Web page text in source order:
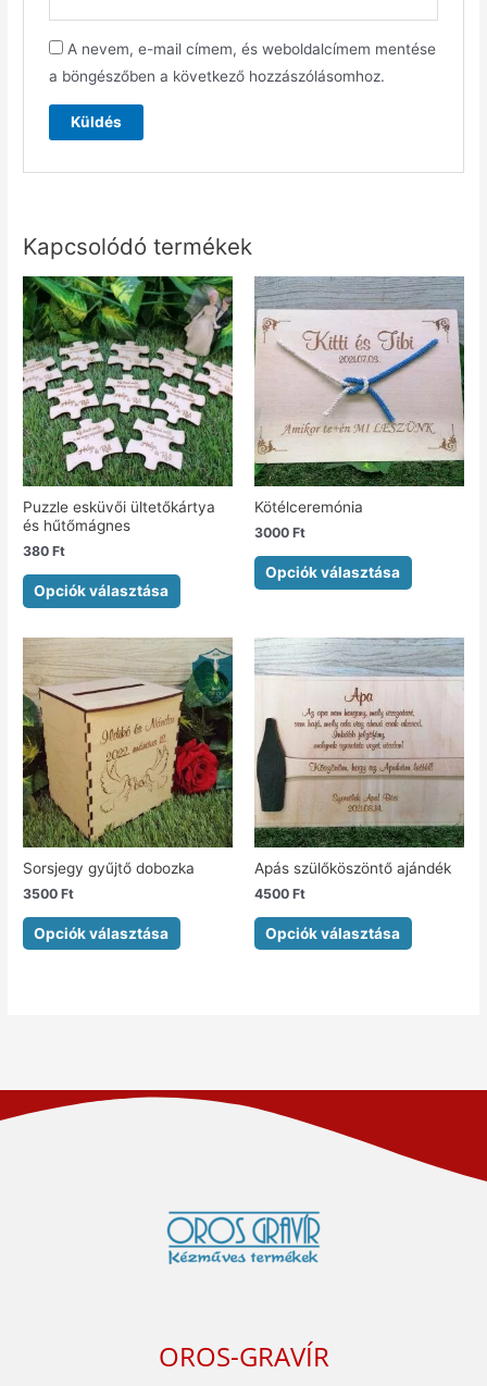
A nevem, e-mail címem, és weboldalcímem mentése
a böngészőben a következő hozzászólásomhoz.
Kapcsolódó termékek
Puzzle esküvői ültetőkártya
és hűtőmágnes
380Ft
Opciók választása
Kötélceremónia
3000 Ft
Opciók választása
Sorsjegy gyűjtő dobozka
3500Ft
Opciók választása
Apás szülőköszöntő ajándék
4500 Ft
Opciók választása
OROS-GRAVÍR